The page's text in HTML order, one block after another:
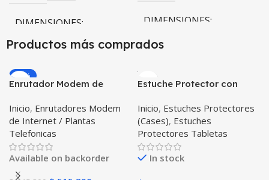
DIMENSIONES
COLOR Negro, Rosa
PULSO ADICIONAL
Goma , Metalizado
DIMENSIONES
20 × 20 × 20 cm
Productos más comprados
-20%
Enrutador Modem de
Libre Todo Operador 4G
LTE SIMCARD
Inicio, Enrutadores Modem
de Internet / Plantas
Telefonicas
Available on backorder
Estuche Protector con
Tablet Samsung Galaxy
Tab A8 10.5 2021 – 2022
SM-x200 SM-x205 Anti
golpes con soporte
Inicio, Estuches Protectores
(Cases), Estuches
Protectores Tabletas
In stock